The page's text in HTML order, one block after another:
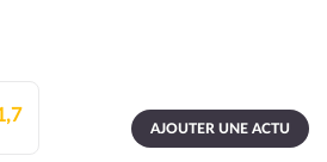
AJOUTER UNE ACTU